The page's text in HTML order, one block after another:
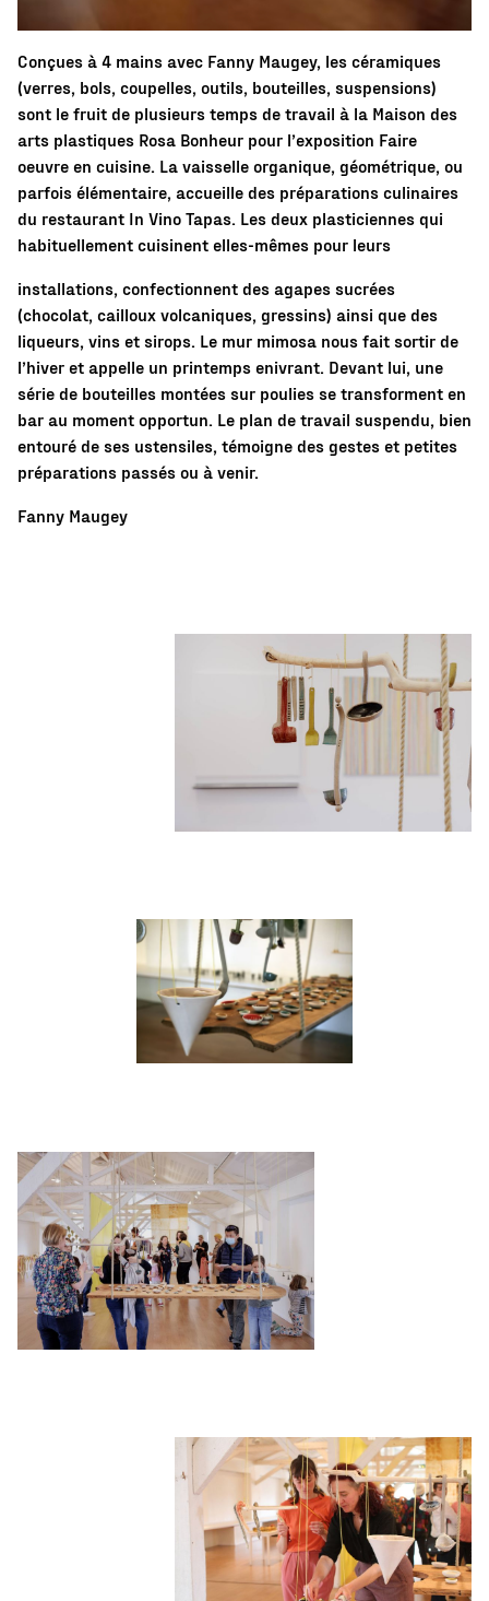
Conçues à 4 mains avec Fanny Maugey, les céramiques
(verres, bols, coupelles, outils, bouteilles, suspensions)
sont le fruit de plusieurs temps de travail à la Maison des
arts plastiques Rosa Bonheur pour l’exposition Faire
oeuvre en cuisine. La vaisselle organique, géométrique, ou
parfois élémentaire, accueille des préparations culinaires
du restaurant In Vino Tapas. Les deux plasticiennes qui
habituellement cuisinent elles-mêmes pour leurs
installations, confectionnent des agapes sucrées
(chocolat, cailloux volcaniques, gressins) ainsi que des
liqueurs, vins et sirops. Le mur mimosa nous fait sortir de
l’hiver et appelle un printemps enivrant. Devant lui, une
série de bouteilles montées sur poulies se transforment en
bar au moment opportun. Le plan de travail suspendu, bien
entouré de ses ustensiles, témoigne des gestes et petites
préparations passés ou à venir.
Fanny Maugey